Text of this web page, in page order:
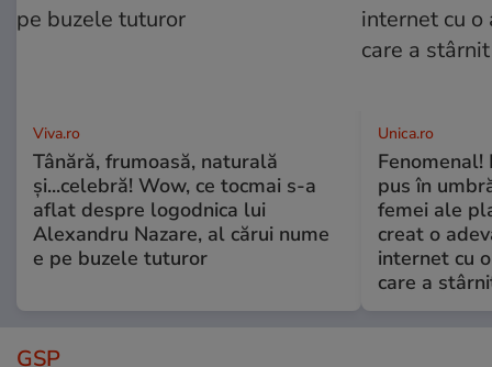
Viva.ro
Tânără, frumoasă, naturală
și...celebră! Wow, ce tocmai s-a
aflat despre logodnica lui
Alexandru Nazare, al cărui nume
e pe buzele tuturor
Unica.ro
pus în
femei ale
creat o
internet cu
care a
GSP